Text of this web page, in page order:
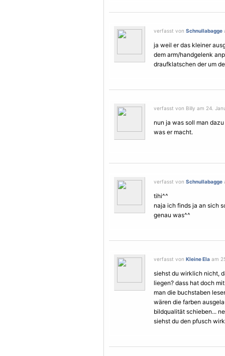
verfasst von Schnullabagge
ja weil er das kleiner
dem arm/handgelenk
draufklatschen der um
verfasst von Billy am 24.
nun ja was soll man
was er macht.
verfasst von Schnullabagge
tihi^^
naja ich finds ja an sich
genau was^^
verfasst von Kleine Ela am
siehst du wirklich nicht,
liegen? dass hat doch
man die buchstaben
wären die farben
bildqualität schieben...
siehst du den pfusch